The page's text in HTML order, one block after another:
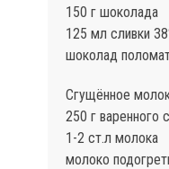
150 г шоколада
125 мл сливки
шоколад
Сгущённое
250 г варенного
1-2 ст.л молока
молоко